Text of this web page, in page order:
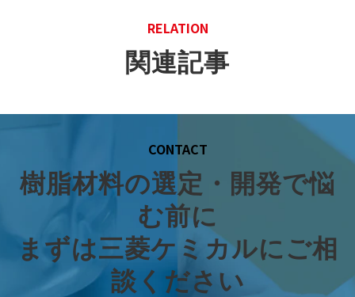
RELATION
関連記事
CONTACT
樹脂材料の選定・開発で悩
む前に
まずは三菱ケミカルにご相
談ください